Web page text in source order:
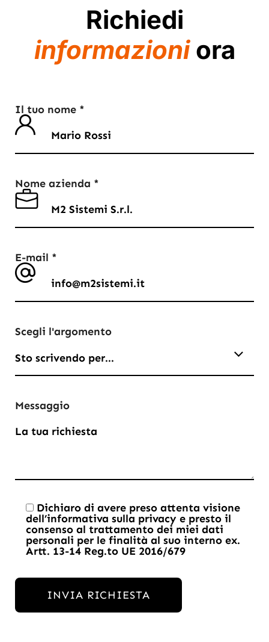
Richiedi
informazioniora
Il tuo nome *
Nome azienda *
E-mail *
Scegli l'argomento
Sto scrivendo per...
Messaggio
Dichiaro di avere preso attenta visione
dell’informativa sulla privacy e presto il
consenso al trattamento dei miei dati
personali per le finalità al suo interno ex.
Artt. 13-14 Reg.to UE 2016/679Consenso
INVIA RICHIESTA